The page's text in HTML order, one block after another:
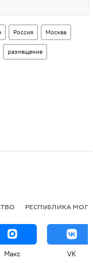
Россия Москва
размещение
РЕСПУБЛИКА
Макс VK